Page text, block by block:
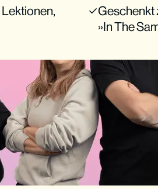
Geschenkt
»In The